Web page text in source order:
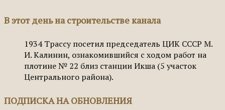
В этот день на строительстве канала
1934 Трассу посетил председатель ЦИК СССР М.
И. Калинин, ознакомившийся с ходом работ на
плотине № 22 близ станции Икша (5 участок
Центрального района).
ПОДПИСКА НА ОБНОВЛЕНИЯ